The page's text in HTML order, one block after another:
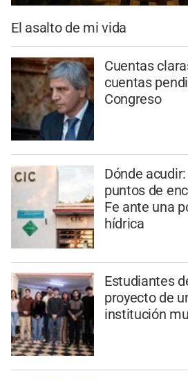
El asalto de mi vida
Cuentas
cuentas
Congreso
Dónde
puntos de
Fe ante una
hídrica
Estudiantes
proyecto de
institución